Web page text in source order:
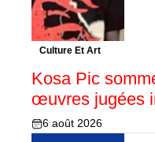
Culture Et Art
Kosa Pic
œuvres jugées
6 août 2026